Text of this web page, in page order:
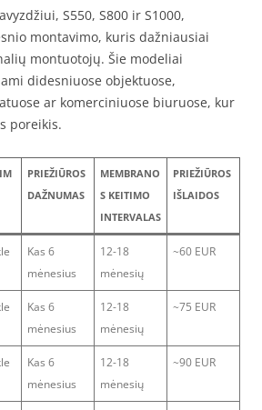
S550, S800 ir S1000,
montavimo, kuris dažniausiai
montuotojų. Šie modeliai
didesniuose objektuose,
ar komerciniuose biuruose, kur
poreikis.
PRIEŽIŪROS
DAŽNUMAS
MEMBRANO
S KEITIMO
INTERVALAS
PRIEŽIŪROS
IŠLAIDOS
Kas 6
mėnesius
12-18
mėnesių
~60 EUR
Kas 6
mėnesius
12-18
mėnesių
~75 EUR
Kas 6
mėnesius
12-18
mėnesių
~90 EUR